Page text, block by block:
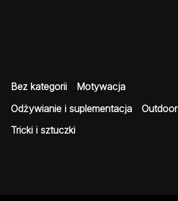
Bez kategorii
Motywacja
Odżywianie i suplementacja
Outdoor
Tricki i sztuczki